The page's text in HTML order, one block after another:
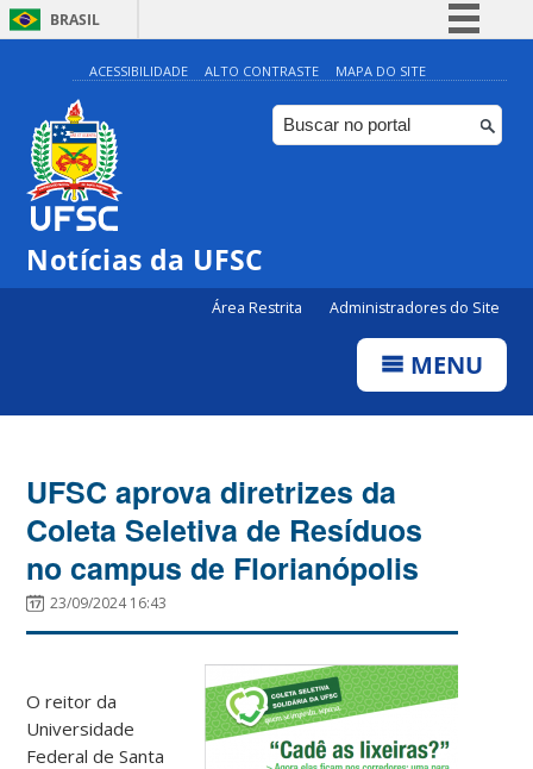
BRASIL
Simplifique!
Comunica BR
Participe
ACESSIBILIDADE ALTO CONTRASTE MAPA DO SITE
Notícias da UFSC
Área Restrita Administradores do Site
MENU
UFSC aprova diretrizes da
Coleta Seletiva de Resíduos
no campus de Florianópolis
23/09/2024 16:43
O reitor da
Universidade
Federal de Santa